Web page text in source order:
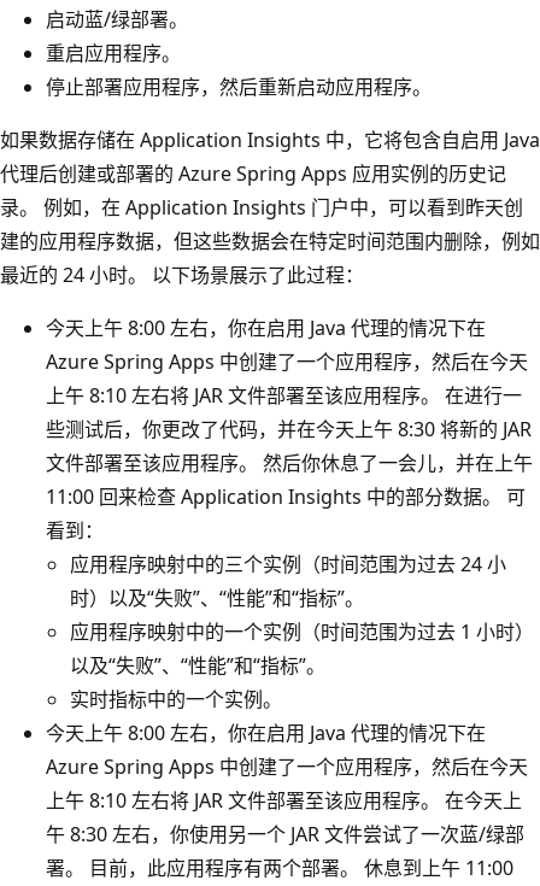
启动蓝/绿部署。
重启应用程序。
停止部署应用程序，然后重新启动应用程序。
如果数据存储在 Application Insights 中，它将包含自启用 Java
代理后创建或部署的 Azure Spring Apps 应用实例的历史记
录。 例如，在 Application Insights 门户中，可以看到昨天创
建的应用程序数据，但这些数据会在特定时间范围内删除，例如
最近的 24 小时。 以下场景展示了此过程：
今天上午 8:00 左右，你在启用 Java 代理的情况下在
Azure Spring Apps 中创建了一个应用程序，然后在今天
上午 8:10 左右将 JAR 文件部署至该应用程序。 在进行一
些测试后，你更改了代码，并在今天上午 8:30 将新的 JAR
文件部署至该应用程序。 然后你休息了一会儿，并在上午
11:00 回来检查 Application Insights 中的部分数据。 可
看到：
应用程序映射中的三个实例（时间范围为过去 24 小
时）以及“失败”、“性能”和“指标”。
应用程序映射中的一个实例（时间范围为过去 1 小时）
以及“失败”、“性能”和“指标”。
实时指标中的一个实例。
今天上午 8:00 左右，你在启用 Java 代理的情况下在
Azure Spring Apps 中创建了一个应用程序，然后在今天
上午 8:10 左右将 JAR 文件部署至该应用程序。 在今天上
午 8:30 左右，你使用另一个 JAR 文件尝试了一次蓝/绿部
署。 目前，此应用程序有两个部署。 休息到上午 11:00